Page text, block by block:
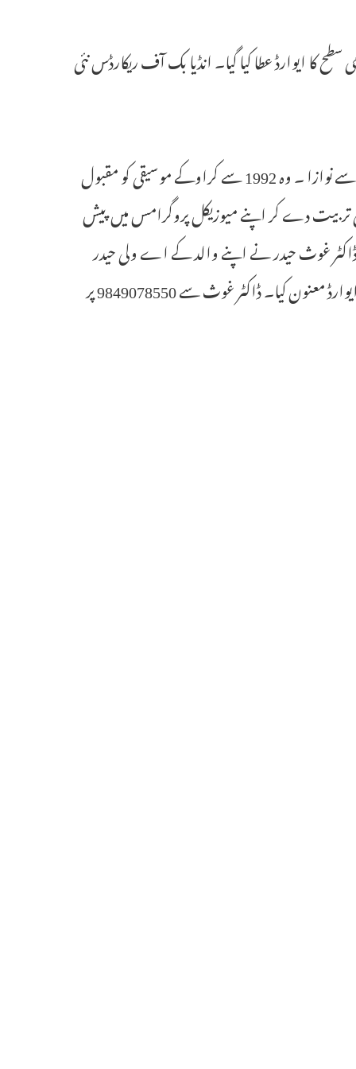
کا ایوارڈ عطا کیا گیا۔ انڈیا بک آف ریکارڈس نئی
میوزک کو فروغ دینے کے لئے ڈاکٹر غوث حیدر کو ایوارڈ اور توصیف نامہ سے نوازا ۔ وہ 1992 سے کراوکے موسیقی کو مقبول
بچوں کو اس موسیقی کی تربیت دے کر اپنے میوزیکل پروگرامس میں پیش
البم جاری ہوچکے ہیں۔ ڈاکٹر غوث حیدر نے اپنے والد کے اے ولی حیدر
امجد سابق تحصیلدار اور والدہ خورشید خانم سابقہ گورنمنٹ ٹیچر کے نام یہ ایوارڈ معنون کیا۔ ڈاکٹر غوث سے 9849078550 پر